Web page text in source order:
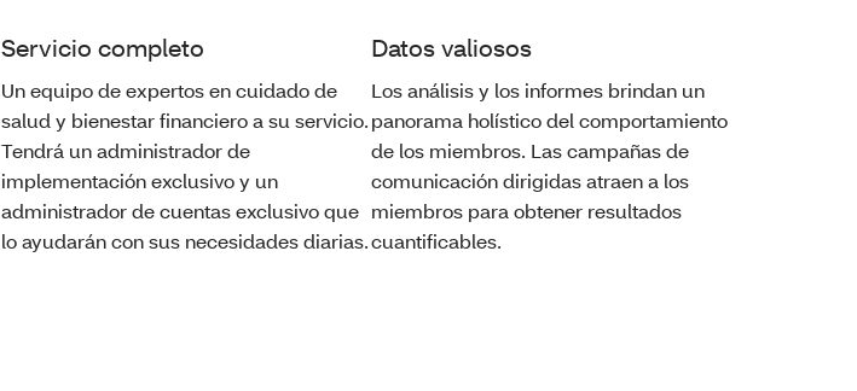
Servicio completo
Un equipo de expertos en cuidado de
salud y bienestar financiero a su servicio.
Tendrá un administrador de
implementación exclusivo y un
administrador de cuentas exclusivo que
lo ayudarán con sus necesidades diarias.
Datos valiosos
Los análisis y los informes brindan un
panorama holístico del comportamiento
de los miembros. Las campañas de
comunicación dirigidas atraen a los
miembros para obtener resultados
cuantificables.